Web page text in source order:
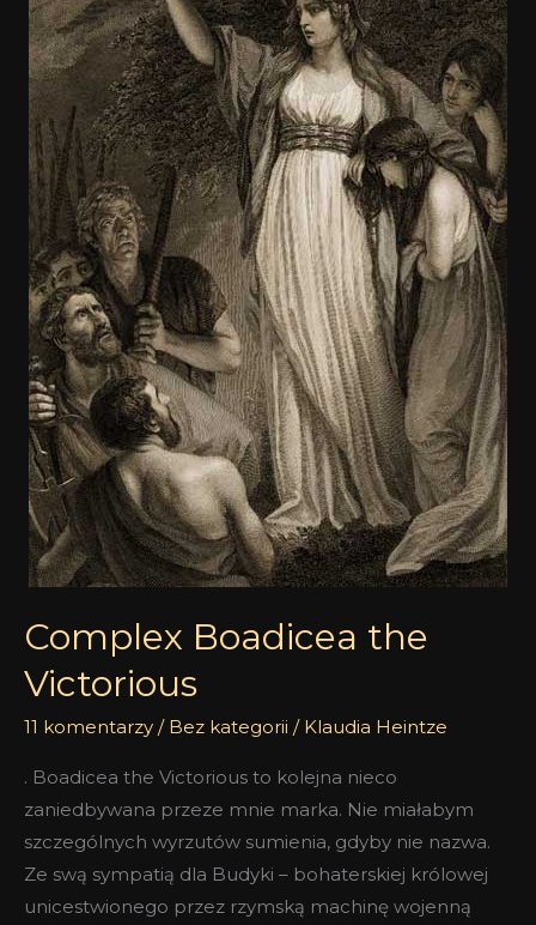
Complex Boadicea the
Victorious
11 komentarzy / Bez kategorii / Klaudia Heintze
. Boadicea the Victorious to kolejna nieco
zaniedbywana przeze mnie marka. Nie miałabym
szczególnych wyrzutów sumienia, gdyby nie nazwa.
Ze swą sympatią dla Budyki – bohaterskiej królowej
unicestwionego przez rzymską machinę wojenną
the
Victorious